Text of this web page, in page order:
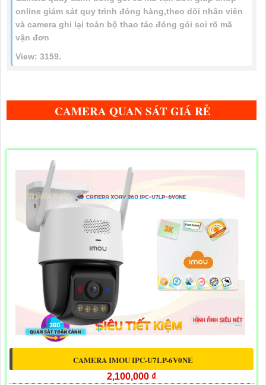
online giám sát quy trình đóng hàng,theo dõi nhân viên
và camera ghi lại toàn bộ thao tác đóng gói soi rõ mã
vận đơn
View: 3159.
CAMERA QUAN SÁT GIÁ RẺ
CAMERA IMOU IPC-U7LP-6V0NE
2,100,000 ₫